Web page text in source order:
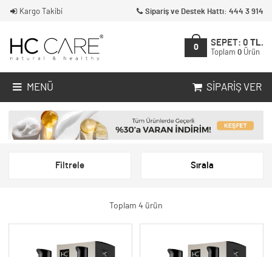
Kargo Takibi Sipariş ve Destek Hattı: 444 3 914
0
SEPET: 0 TL.
Toplam 0 Ürün
MENÜ SIPARIŞ VER
Filtrele Sırala
Toplam 4 ürün